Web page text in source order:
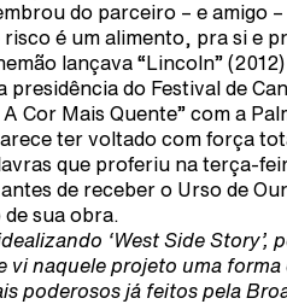
do parceiro – e amigo
risco é um alimento, pra si e
lançava “Lincoln” (2012)
presidência do Festival de
Cor Mais Quente” com a
ter voltado com força
que proferiu na terça-
de receber o Urso de
sua obra.
‘West Side Story’,
vi naquele projeto uma forma
poderosos já feitos pela